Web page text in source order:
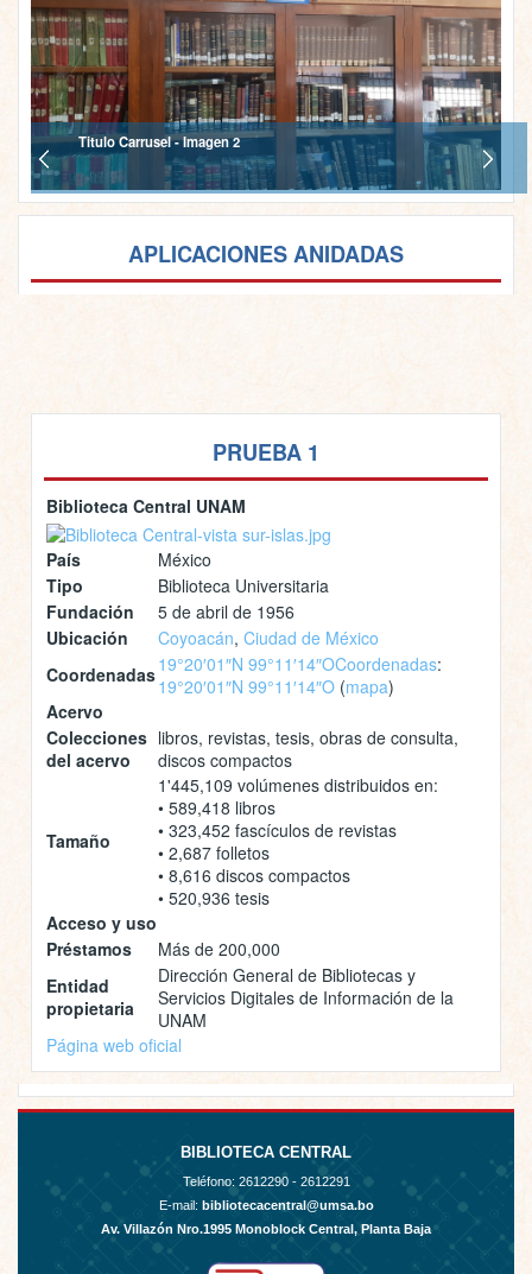
Titulo Carrusel - Imagen 2
APLICACIONES ANIDADAS
PRUEBA 1
Biblioteca Central UNAM
País
México
Tipo
Biblioteca Universitaria
Fundación
5 de abril de 1956
Ubicación
Coyoacán, Ciudad de México
Coordenadas19°20′01″N 99°11′14″OCoordenadas:
19°20′01″N 99°11′14″O (mapa)
Acervo
Colecciones
del acervo
libros, revistas, tesis, obras de consulta,
discos compactos
Tamaño
1'445,109 volúmenes distribuidos en:
• 589,418 libros
• 323,452 fascículos de revistas
• 2,687 folletos
• 8,616 discos compactos
• 520,936 tesis
Acceso y uso
Préstamos
Más de 200,000
Entidad
propietaria
Dirección General de Bibliotecas y
Servicios Digitales de Información de la
UNAM
Página web oficial
BIBLIOTECA CENTRAL
Teléfono: 2612290 - 2612291
E-mail: bibliotecacentral@umsa.bo
Av. Villazón Nro.1995 Monoblock Central, Planta Baja